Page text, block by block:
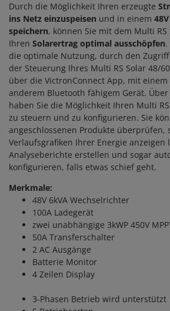
Durch die Möglichkeit Ihren erzeugte
ins Netz einzuspeisen und in einem
speichern, können Sie mit dem Multi RS
Ihren Solarertrag optimal ausschöpfen
die optimale Nutzung, durch den
der Steuerung Ihres Multi RS Solar 48/
über die VictronConnect App, mit
anderem Bluetooth fähigem Gerät. Über
haben Sie die Möglichkeit Ihren Multi
zu steuern und zu konfigurieren. Sie
angeschlossenen Produkte überprüfen,
Verlaufsgrafiken Ihrer Energie anzeigen
Analyseberichte erstellen und sogar
konfigurieren, falls etwas schief geht.
Merkmale:
48V 6kVA Wechselrichter
100A Ladegerät
zwei unabhängige 3kWP 450V
50A Transferschalter
2 AC Ausgänge
Batterie Monitor
4 Zeilen Display
3-Phasen Betrieb wird unterstützt